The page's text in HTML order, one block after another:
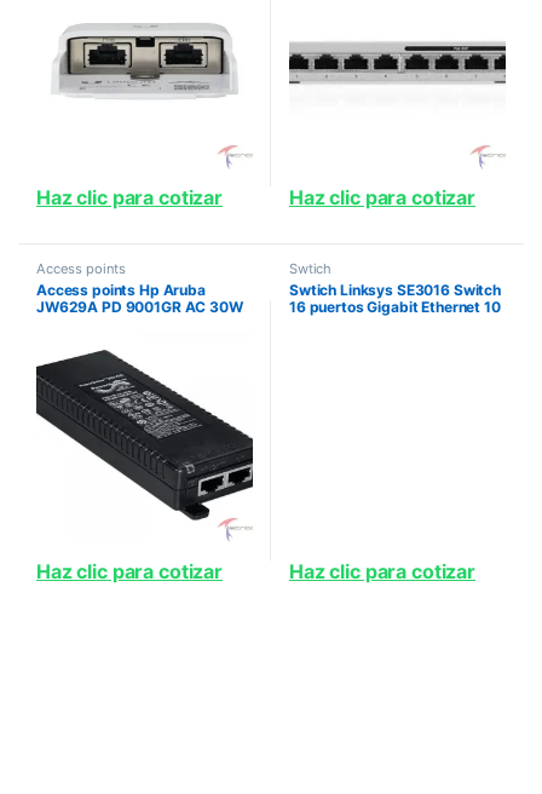
Haz clic para cotizar Haz clic para cotizar
Access points
Access points Hp Aruba
JW629A PD 9001GR AC 30W
Injector
Haz clic para cotizar
Swtich
Swtich Linksys SE3016 Switch
16 puertos Gigabit Ethernet 10
Haz clic para cotizar